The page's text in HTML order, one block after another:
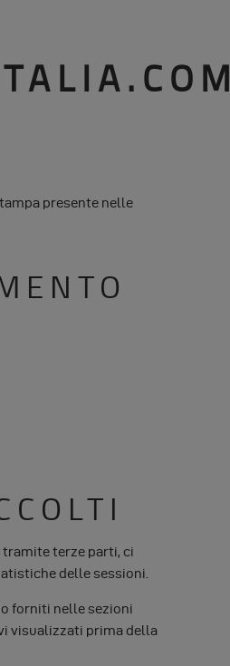
presente nelle
tramite terze parti, ci
delle sessioni.
forniti nelle sezioni
visualizzati prima della